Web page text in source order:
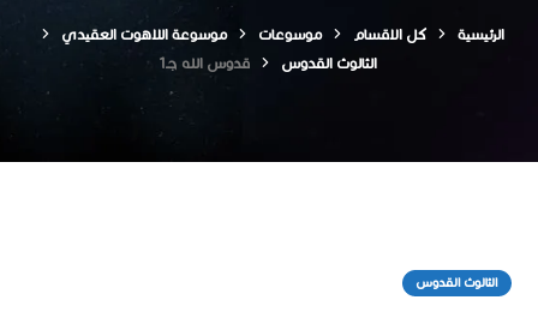
الرئيسية كل الاقسام موسوعات
موسوعة اللاهوت العقيدي
الثالوث القدوس
قدوس الله جـ1
الثالوث القدوس